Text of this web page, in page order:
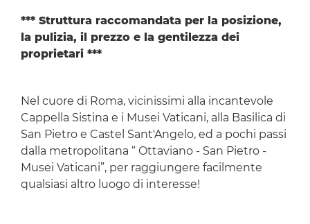
*** Struttura raccomandata per la posizione,
la pulizia, il prezzo e la gentilezza dei
proprietari ***
Nel cuore di Roma, vicinissimi alla incantevole
Cappella Sistina e i Musei Vaticani, alla Basilica di
San Pietro e Castel Sant'Angelo, ed a pochi passi
dalla metropolitana “ Ottaviano - San Pietro -
Musei Vaticani”, per raggiungere facilmente
qualsiasi altro luogo di interesse!